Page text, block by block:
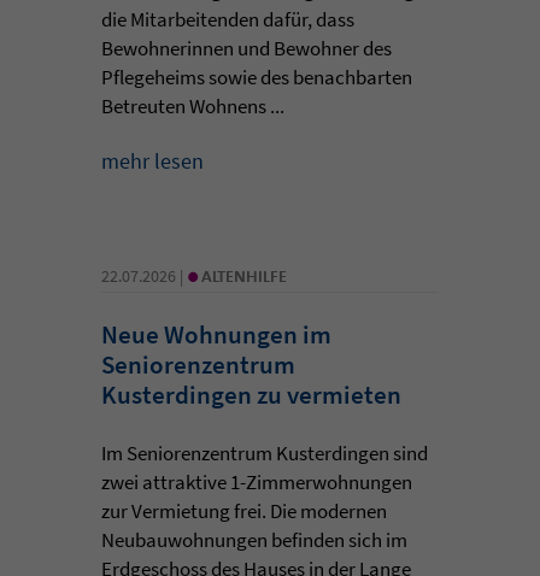
die Mitarbeitenden dafür, dass
Bewohnerinnen und Bewohner des
Pflegeheims sowie des benachbarten
Betreuten Wohnens ...
mehr lesen
22.07.2026 | • ALTENHILFE
Neue Wohnungen im
Seniorenzentrum
Kusterdingen zu vermieten
Im Seniorenzentrum Kusterdingen sind
zwei attraktive 1-Zimmerwohnungen
zur Vermietung frei. Die modernen
Neubauwohnungen befinden sich im
Erdgeschoss des Hauses in der Lange